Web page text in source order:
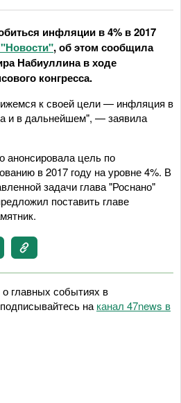
инфляции в 4% в 2017
, об этом сообщила
Набиуллина в ходе
конгресса.
к своей цели — инфляция в
и в дальнейшем", — заявила
анонсировала цель по
в 2017 году на уровне 4%. В
задачи глава "Роснано"
поставить главе
главных событиях в
на канал 47news в